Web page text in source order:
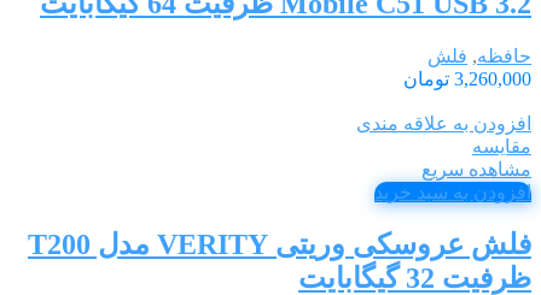
حافظه, فلش
3,260,000 تومان
افزودن به علاقه مندی
مقایسه
مشاهده سریع
افزودن به سبد خرید
فلش عروسکی وریتی VERITY مدل T200
ظرفیت 32 گیگابایت